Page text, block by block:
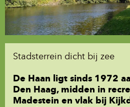
Stadsterrein dicht bij zee
De Haan ligt sinds 1972
Den Haag, midden in
Madestein en vlak bij